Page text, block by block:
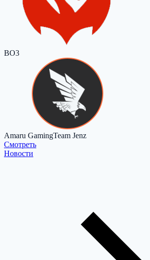
BO3
Amaru GamingTeam Jenz
Cмотреть
Новости